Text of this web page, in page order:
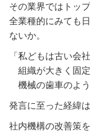
その業界ではトッ
全業種的にみても
ないか。
「私どもは古い会
組織が大きく固定
機械の歯車のよう
発言に至った経緯
社内機構の改善策